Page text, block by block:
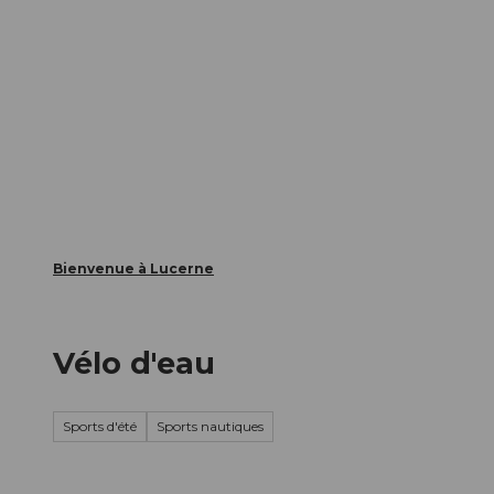
Bienvenue à Lucerne
Vélo d'eau
Sports d'été Sports nautiques